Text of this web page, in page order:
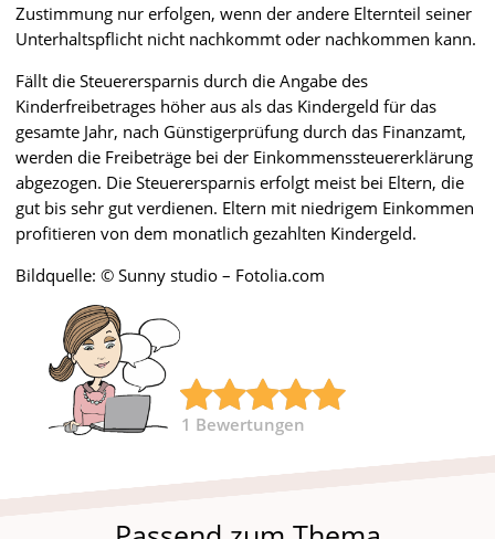
Zustimmung nur erfolgen, wenn der andere Elternteil seiner
Unterhaltspflicht nicht nachkommt oder nachkommen kann.
Fällt die Steuerersparnis durch die Angabe des
Kinderfreibetrages höher aus als das Kindergeld für das
gesamte Jahr, nach Günstigerprüfung durch das Finanzamt,
werden die Freibeträge bei der Einkommenssteuererklärung
abgezogen. Die Steuerersparnis erfolgt meist bei Eltern, die
gut bis sehr gut verdienen. Eltern mit niedrigem Einkommen
profitieren von dem monatlich gezahlten Kindergeld.
Bildquelle: © Sunny studio – Fotolia.com
1 Bewertungen